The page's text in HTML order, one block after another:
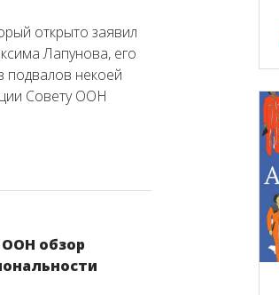
открыто заявил
Лапунова, его
подвалов некоей
Совету ООН
обзор